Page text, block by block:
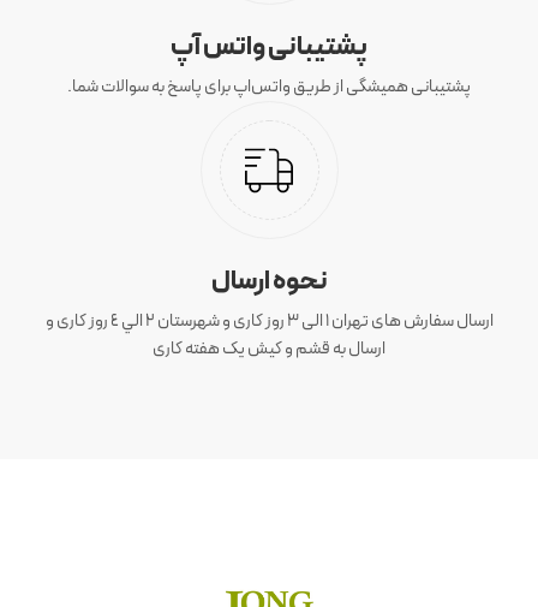
پشتیبانی واتس آپ
پشتیبانی همیشگی از طریق واتس‌اپ برای پاسخ به سوالات شما.
نحوه ارسال
ارسال سفارش های تهران 1 الی 3 روز کاری و شهرستان ٢ الي ٤ روز کاری و
ارسال به قشم و کیش یک هفته کاری